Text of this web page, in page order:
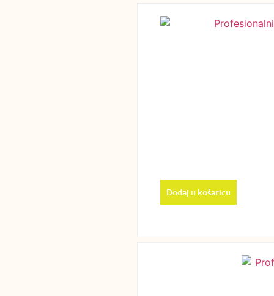
Dodaj u košaricu